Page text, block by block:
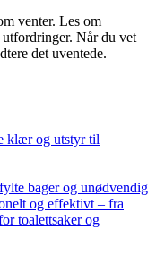
venter. Les om
Når du vet
det uventede.
klær og utstyr til
bager og unødvendig
og effektivt – fra
toalettsaker og